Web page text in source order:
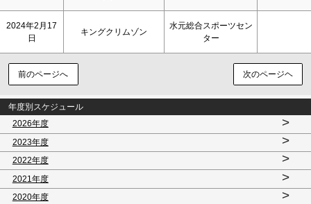
2024年2月17
日
キングクリムゾン
水元総合スポーツセン
ター
前のページへ 次のページヘ
年度別スケジュール
2026年度
>
2023年度 >
2022年度 >
2021年度 >
2020年度 >